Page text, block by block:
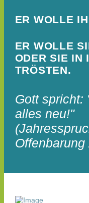
ER WOLLE
ER WOLLE
ODER SIE IN
TRÖSTEN.
Gott spricht:
alles neu!"
Offenbarung